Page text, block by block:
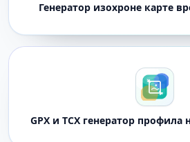
Генератор изохроне карте
GPX и TCX генератор профила